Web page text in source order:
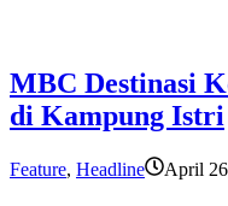
MBC Destinasi
di Kampung Istri
Feature, Headline April